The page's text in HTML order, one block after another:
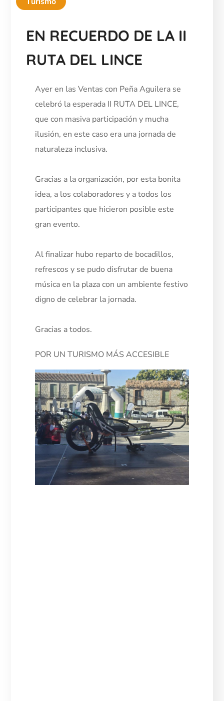
EN RECUERDO DE LA II
RUTA DEL LINCE
Ayer en las Ventas con Peña Aguilera se
celebró la esperada II RUTA DEL LINCE,
que con masiva participación y mucha
ilusión, en este caso era una jornada de
naturaleza inclusiva.
Gracias a la organización, por esta bonita
idea, a los colaboradores y a todos los
participantes que hicieron posible este
gran evento.
Al finalizar hubo reparto de bocadillos,
refrescos y se pudo disfrutar de buena
música en la plaza con un ambiente festivo
digno de celebrar la jornada.
Gracias a todos.
POR UN TURISMO MÁS ACCESIBLE